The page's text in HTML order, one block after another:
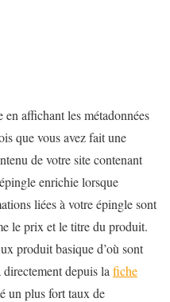
affichant les métadonnées
que vous avez fait une
de votre site contenant
enrichie lorsque
liées à votre épingle sont
le prix et le titre du produit.
produit basique d’où sont
depuis la fiche
un plus fort taux de